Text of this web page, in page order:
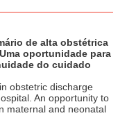
de alta obstétrica
oportunidade para
do cuidado
obstetric discharge
An opportunity to
maternal and neonatal